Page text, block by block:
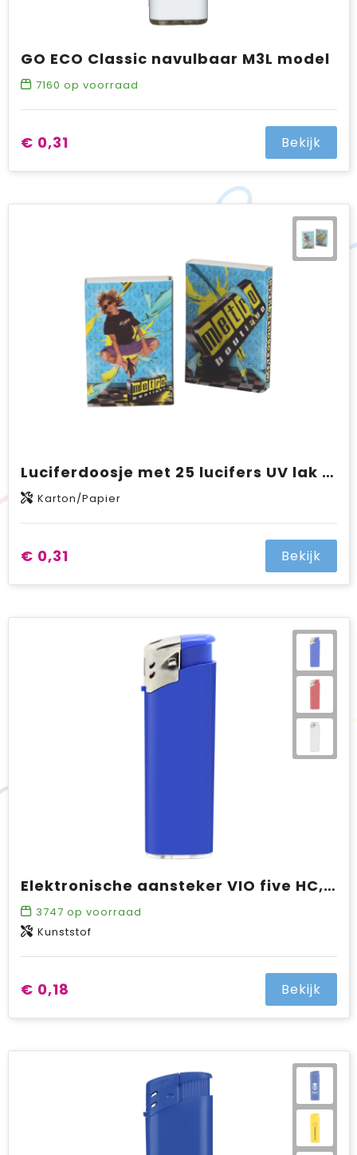
GO ECO Classic navulbaar M3L model
7160 op voorraad
€ 0,31 Bekijk
Luciferdoosje met 25 lucifers UV lak uitvoering met full colour opdruk
Karton/Papier
€ 0,31 Bekijk
Elektronische aansteker VIO five HC, navulbaar
3747 op voorraad
Kunststof
€ 0,18 Bekijk